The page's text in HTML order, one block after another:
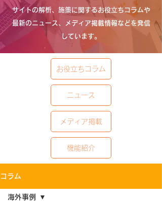
サイトの解析、施策に関するお役立ちコラムや
最新のニュース、メディア掲載情報などを発信
しています。
お役立ちコラム
ニュース
メディア掲載
機能紹介
コラム
海外事例